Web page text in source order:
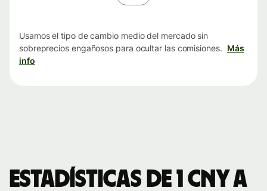
Usamos el tipo de cambio medio del mercado sin
sobreprecios engañosos para ocultar las comisiones. Más
info
Estadísticas de 1 CNY a